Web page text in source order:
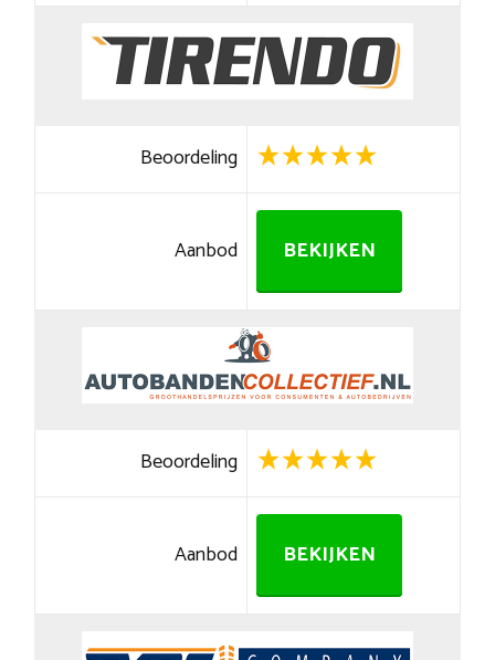
Beoordeling
Aanbod BEKIJKEN
Beoordeling
Aanbod BEKIJKEN